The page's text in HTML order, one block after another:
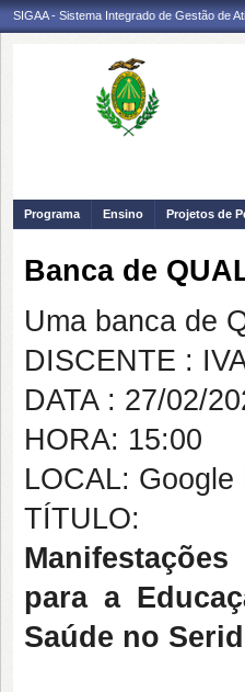
SIGAA - Sistema Integrado de Gestão de
Programa
Ensino Projetos de
Banca de
Uma banca de
DISCENTE :
DATA : 27/02/
HORA: 15:00
LOCAL: Google
TÍTULO:
para a
Saúde no